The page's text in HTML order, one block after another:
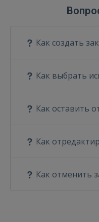
Как создать
Как выбрать
Как оставить
Как
Как отменить